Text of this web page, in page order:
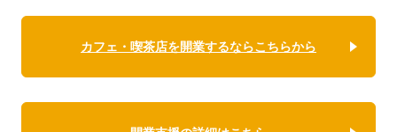
カフェ・喫茶店を開業するならこちらから